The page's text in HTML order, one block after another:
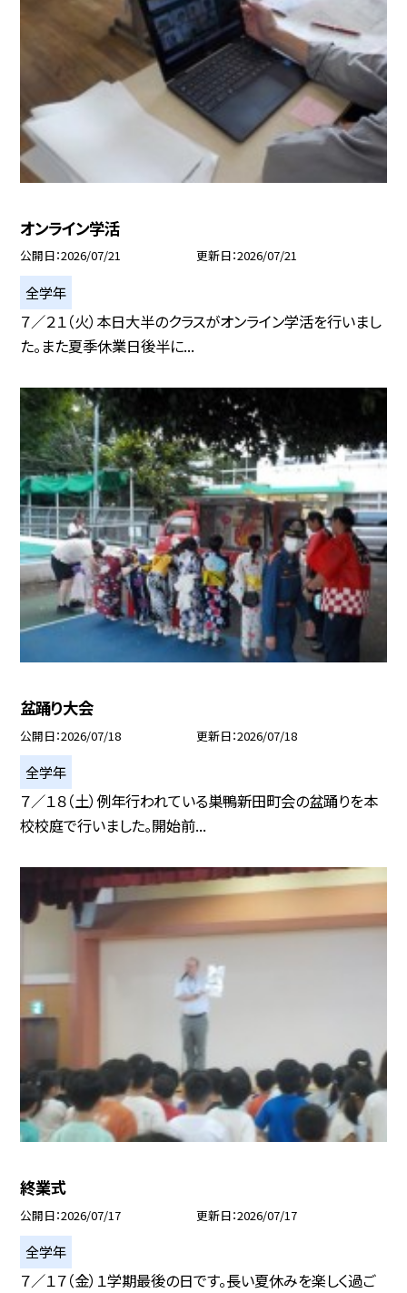
オンライン学活
公開日 2026/07/21 更新日 2026/07/21
全学年
７／２１（火）本日大半のクラスがオンライン学活を行いまし
た。また夏季休業日後半に...
盆踊り大会
公開日 2026/07/18 更新日 2026/07/18
全学年
７／１８（土）例年行われている巣鴨新田町会の盆踊りを本
校校庭で行いました。開始前...
終業式
公開日 2026/07/17 更新日 2026/07/17
全学年
７／１７（金）１学期最後の日です。長い夏休みを楽しく過ご